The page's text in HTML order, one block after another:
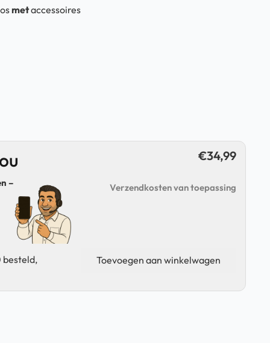
metaccessoires
–
besteld,
€34,99
Verzendkosten van toepassing
Galaxy
Toevoegen aan winkelwagen